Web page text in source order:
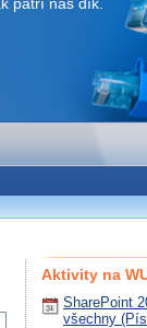
Aktivity na
SharePoint
všechny